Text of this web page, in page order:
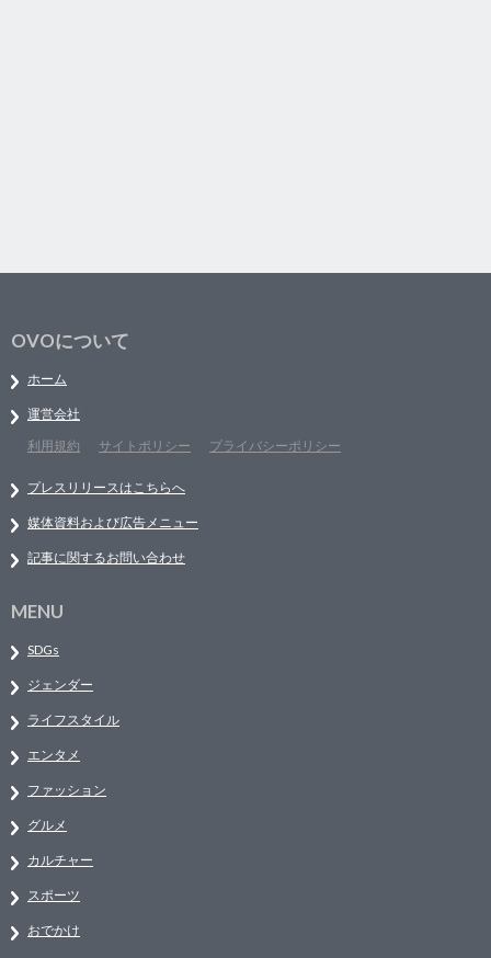
OVOについて
ホーム
運営会社
利用規約
サイトポリシー プライバシーポリシー
プレスリリースはこちらへ
媒体資料および広告メニュー
記事に関するお問い合わせ
MENU
SDGs
ジェンダー
ライフスタイル
エンタメ
ファッション
グルメ
カルチャー
スポーツ
おでかけ